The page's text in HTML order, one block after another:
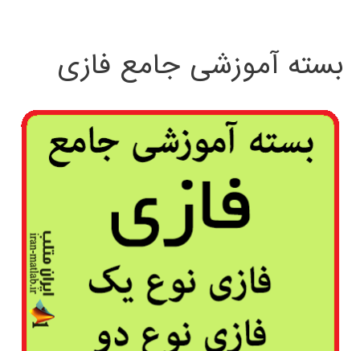
بسته آموزشی جامع فازی